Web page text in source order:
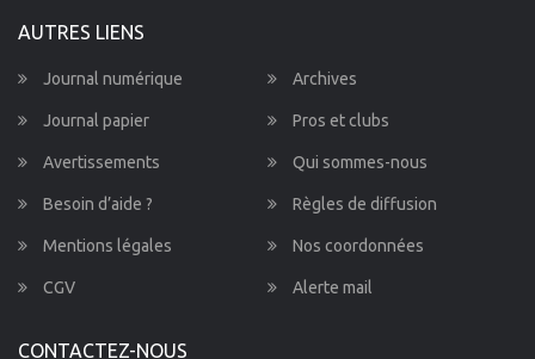
AUTRES LIENS
Journal numérique Archives
Journal papier Pros et clubs
Avertissements Qui sommes-nous
Besoin d’aide ? Règles de diffusion
Mentions légales Nos coordonnées
CGV Alerte mail
CONTACTEZ-NOUS